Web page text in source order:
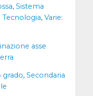
, Sistema
Tecnologia, Varie:
asse
grado, Secondaria